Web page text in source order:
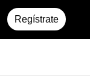
Regístrate